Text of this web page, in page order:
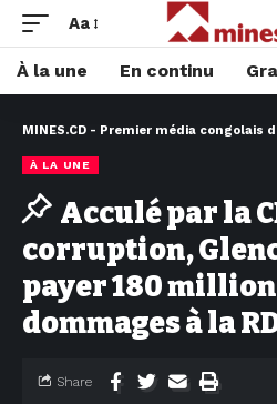
Aa
À la une En continu
MINES.CD - Premier média congolais
À LA UNE
Acculé par la
corruption,
payer 180
dommages à la
Share